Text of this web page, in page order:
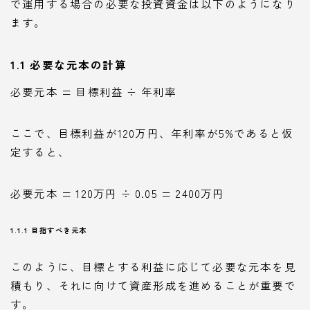
で運用する場合の必要な投資資金は以下のようになり
ます。
1.1 必要な元本の計算
必要元本 = 目標利益 ÷ 年利率
ここで、目標利益が120万円、年利率が5%であると仮
定すると、
必要元本 = 120万円 ÷ 0.05 = 2400万円
1.1.1 目指すべき元本
このように、目標とする利益に応じて必要な元本を見
積もり、それに向けて資産形成を進めることが重要で
す。